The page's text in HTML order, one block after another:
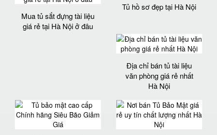
Mua tủ sắt đựng tài liệu
giá rẻ tại Hà Nội ở đâu
Tủ hồ sơ đẹp tại Hà Nội
Địa chỉ bán tủ tài liệu
văn phòng giá rẻ nhất
Hà Nội